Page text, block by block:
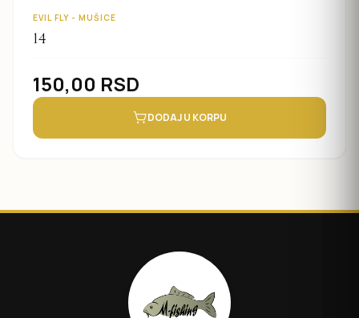
EVIL FLY - MUŠICE
14
150,00 RSD
DODAJ U KORPU